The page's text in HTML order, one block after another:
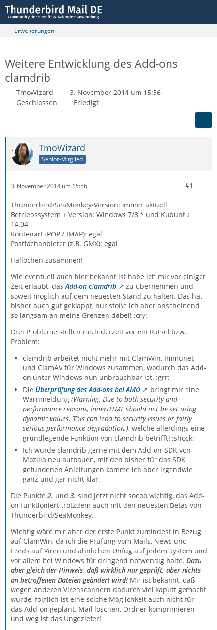
Erweiterungen
Weitere Entwicklung des Add-ons
clamdrib
TmoWizard
3. November 2014 um 15:56
Geschlossen
Erledigt
TmoWizard
Senior-Mitglied
3. November 2014 um 15:56 #1
Thunderbird/SeaMonkey-Version: immer aktuell
Betriebssystem + Version: Windows 7/8.* und Kubuntu
14.04
Kontenart (POP / IMAP): egal
Postfachanbieter (z.B. GMX): egal
Hallöchen zusammen!
Wie eventuell auch hier bekannt ist habe ich mir vor einiger
Zeit erlaubt, dasAdd-on clamdrib
zu übernehmen und
soweit möglich auf dem neuesten Stand zu halten. Das hat
bisher auch gut geklappt, nur stoße ich aber anscheinend
so langsam an meine Grenzen dabei! :cry:
Drei Probleme stellen mich derzeit vor ein Rätsel bzw.
Problem:
clamdrib arbeitet nicht mehr mit ClamWin, Immunet
und ClamAV für Windows zusammen, wodurch das Add-
on unter Windows nun unbrauchbar ist. :grr:
Die Überprüfung des Add-ons bei AMO
bringt mir eine
Warnmeldung (Warning: Due to both security and
performance reasons, innerHTML should not be set using
dynamic values. This can lead to security issues or fairly
serious performance degradation.), welche allerdings eine
grundlegende Funktion von clamdrib betrifft! :shock:
Ich würde clamdrib gerne mit dem Add-on-SDK von
Mozilla neu aufbauen, mit den bisher für das SDK
gefundenen Anleitungen komme ich aber irgendwie
ganz und gar nicht klar.
Die Punkte 2. und 3. sind jetzt nicht soooo wichtig, das Add-
on funktioniert trotzdem auch mit den neuesten Betas von
Thunderbird/SeaMonkey.
Wichtig wäre mir aber der erste Punkt zumindest in Bezug
auf ClamWin, da ich die Prüfung vom Mails, News und
Feeds auf Viren und ähnlichen Unfug auf jedem System und
vor allem bei Windows für dringend notwendig halte. Dazu
aber gleich der Hinweis, daß wirklich nur geprüft, aber nichts
an betroffenen Dateien geändert wird! Mir ist bekannt, daß
wegen anderen Virenscannern dadurch viel kaputt gemacht
wurde, folglich ist eine solche Möglichkeit auch nicht für
das Add-on geplant. Mail löschen, Ordner komprimieren
und weg ist das Ungeziefer!